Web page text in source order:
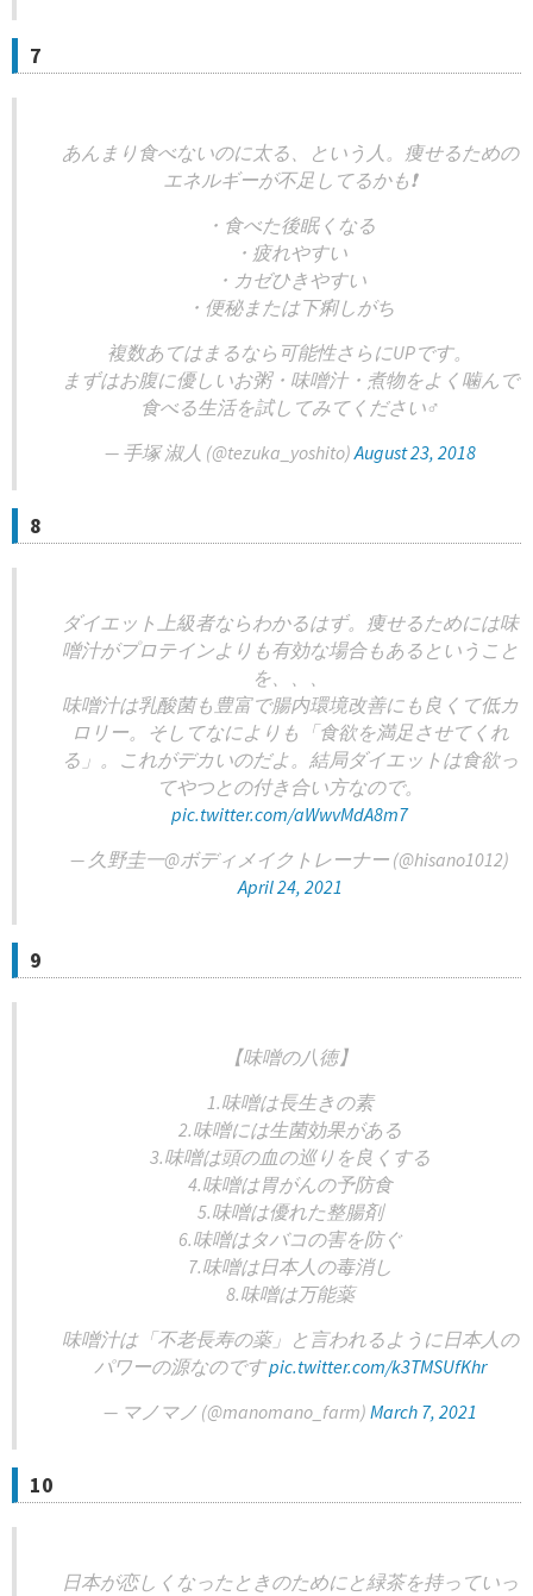
7
あんまり食べないのに太る、という人。痩せるための
エネルギーが不足してるかも❗️
・食べた後眠くなる
・疲れやすい
・カゼひきやすい
・便秘または下痢しがち
複数あてはまるなら可能性さらにUPです。
まずはお腹に優しいお粥・味噌汁・煮物をよく噛んで
食べる生活を試してみてください‍♂️
— 手塚 淑人 (@tezuka_yoshito)August 23, 2018
8
ダイエット上級者ならわかるはず。痩せるためには味
噌汁がプロテインよりも有効な場合もあるということ
を、、、
味噌汁は乳酸菌も豊富で腸内環境改善にも良くて低カ
ロリー。そしてなによりも「食欲を満足させてくれ
る」。これがデカいのだよ。結局ダイエットは食欲っ
てやつとの付き合い方なので。
pic.twitter.com/aWwvMdA8m7
— 久野圭一@ボディメイクトレーナー (@hisano1012)
April 24, 2021
9
【味噌の八徳】
1.味噌は長生きの素
2.味噌には生菌効果がある
3.味噌は頭の血の巡りを良くする
4.味噌は胃がんの予防食
5.味噌は優れた整腸剤
6.味噌はタバコの害を防ぐ
7.味噌は日本人の毒消し
8.味噌は万能薬
味噌汁は「不老長寿の薬」と言われるように日本人の
パワーの源なのですpic.twitter.com/k3TMSUfKhr
— マノマノ (@manomano_farm) March 7, 2021
10
日本が恋しくなったときのためにと緑茶を持っていっ